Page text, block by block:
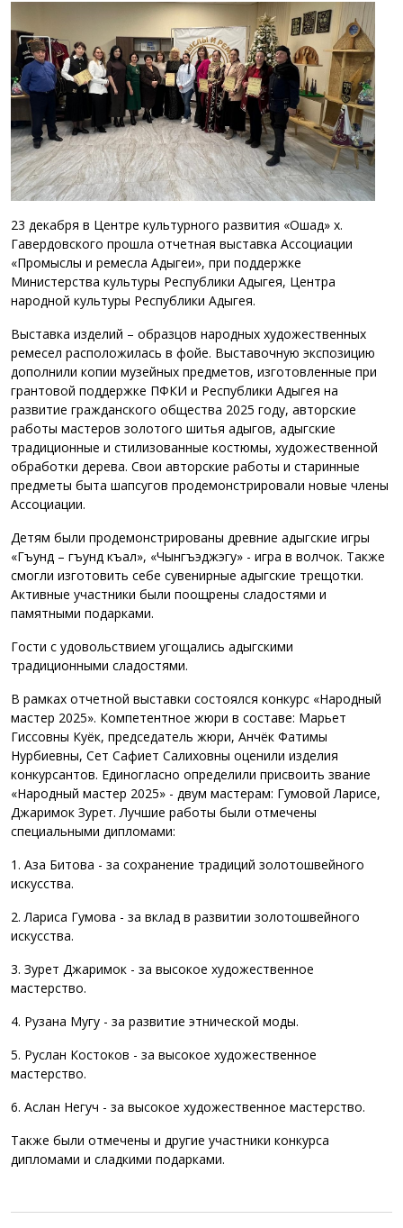
23 декабря в Центре культурного развития «Ошад» х.
Гавердовского прошла отчетная выставка Ассоциации
«Промыслы и ремесла Адыгеи», при поддержке
Министерства культуры Республики Адыгея, Центра
народной культуры Республики Адыгея.
Выставка изделий – образцов народных художественных
ремесел расположилась в фойе. Выставочную экспозицию
дополнили копии музейных предметов, изготовленные при
грантовой поддержке ПФКИ и Республики Адыгея на
развитие гражданского общества 2025 году, авторские
работы мастеров золотого шитья адыгов, адыгские
традиционные и стилизованные костюмы, художественной
обработки дерева. Свои авторские работы и старинные
предметы быта шапсугов продемонстрировали новые члены
Ассоциации.
Детям были продемонстрированы древние адыгские игры
«Гъунд – гъунд къал», «Чынгъэджэгу» - игра в волчок. Также
смогли изготовить себе сувенирные адыгские трещотки.
Активные участники были поощрены сладостями и
памятными подарками.
Гости с удовольствием угощались адыгскими
традиционными сладостями.
В рамках отчетной выставки состоялся конкурс «Народный
мастер 2025». Компетентное жюри в составе: Марьет
Гиссовны Куёк, председатель жюри, Анчёк Фатимы
Нурбиевны, Сет Сафиет Салиховны оценили изделия
конкурсантов. Единогласно определили присвоить звание
«Народный мастер 2025» - двум мастерам: Гумовой Ларисе,
Джаримок Зурет. Лучшие работы были отмечены
специальными дипломами:
1. Аза Битова - за сохранение традиций золотошвейного
искусства.
2. Лариса Гумова - за вклад в развитии золотошвейного
искусства.
3. Зурет Джаримок - за высокое художественное
мастерство.
4. Рузана Мугу - за развитие этнической моды.
5. Руслан Костоков - за высокое художественное
мастерство.
6. Аслан Негуч - за высокое художественное мастерство.
Также были отмечены и другие участники конкурса
дипломами и сладкими подарками.